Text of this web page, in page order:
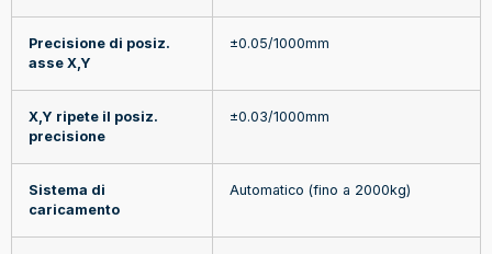
Precisione di posiz.
asse X,Y
±0.05/1000mm
X,Y ripete il posiz.
precisione
±0.03/1000mm
Sistema di
caricamento
Automatico (fino a 2000kg)